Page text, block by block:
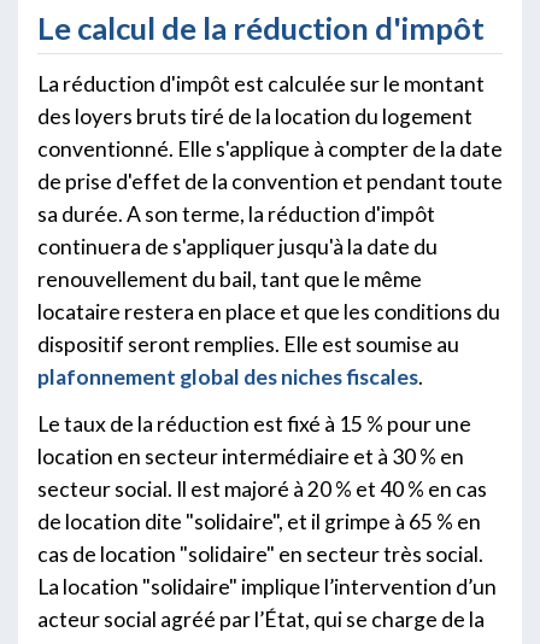
Le calcul de la réduction d'impôt
La réduction d'impôt est calculée sur le montant
des loyers bruts tiré de la location du logement
conventionné. Elle s'applique à compter de la date
de prise d'effet de la convention et pendant toute
sa durée. A son terme, la réduction d'impôt
continuera de s'appliquer jusqu'à la date du
renouvellement du bail, tant que le même
locataire restera en place et que les conditions du
dispositif seront remplies. Elle est soumise au
plafonnement global des niches fiscales.
Le taux de la réduction est fixé à 15 % pour une
location en secteur intermédiaire et à 30 % en
secteur social. Il est majoré à 20 % et 40 % en cas
de location dite "solidaire", et il grimpe à 65 % en
cas de location "solidaire" en secteur très social.
La location "solidaire" implique l’intervention d’un
acteur social agréé par l’État, qui se charge de la